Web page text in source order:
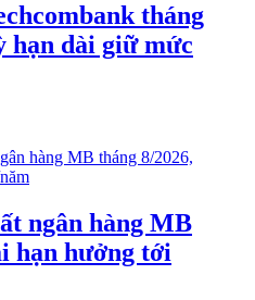
tháng
hạn dài giữ mức
ngân hàng MB
hạn hưởng tới